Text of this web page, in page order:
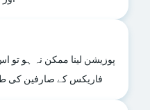
پوزیشن لینا ممکن نہ ہو تو
فاریکس کے صارفین کی